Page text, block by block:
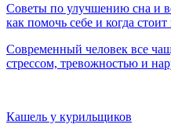
Советы по улучшению сна и
как помочь себе и когда
Современный человек все
стрессом, тревожностью и
Кашель у курильщиков